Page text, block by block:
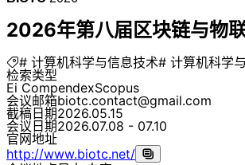
2026年第八届区块链与物
# 计算机科学与信息技术# 计算机科学
检索类型
Ei CompendexScopus
会议邮箱biotc.contact@gmail.com
截稿日期2026.05.15
会议日期2026.07.08 - 07.10
官网地址
http://www.biotc.net/